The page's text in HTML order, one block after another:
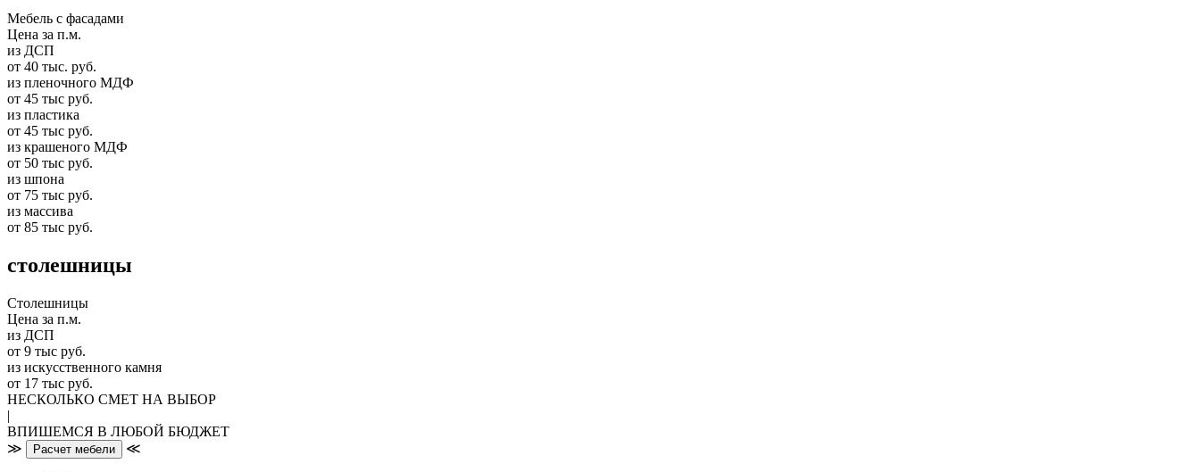
Мебель с фасадами
Цена за п.м.
из ДСП
от 40 тыс. руб.
из пленочного МДФ
от 45 тыс руб.
из пластика
от 45 тыс руб.
из крашеного МДФ
от 50 тыс руб.
из шпона
от 75 тыс руб.
из массива
от 85 тыс руб.
столешницы
Столешницы
Цена за п.м.
из ДСП
от 9 тыс руб.
из искусственного камня
от 17 тыс руб.
НЕСКОЛЬКО СМЕТ НА ВЫБОР
|
ВПИШЕМСЯ В ЛЮБОЙ БЮДЖЕТ
≫
Расчет мебели ≪